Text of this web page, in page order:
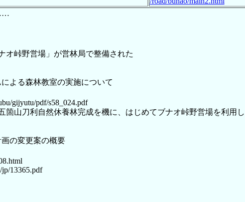
オ峠野営場」が営林局で整備された
よる森林教室の実施について
gijyutu/pdf/s58_024.pdf
箇山刀利自然休養林完成を機に、はじめてブナオ峠野営場を利用し
の変更案の概要
jp/13365.pdf